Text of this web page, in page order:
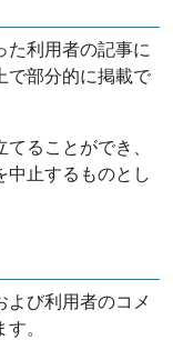
た利用者の記事に
で部分的に掲載で
ることができ、
中止するものとし
よび利用者のコメ
。